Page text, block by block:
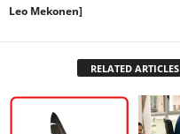
Leo Mekonen]
RELATED ARTICLES